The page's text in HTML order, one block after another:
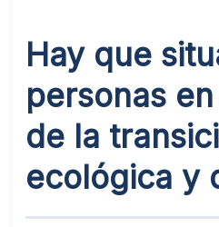
Hay que
personas
de la
ecológica y